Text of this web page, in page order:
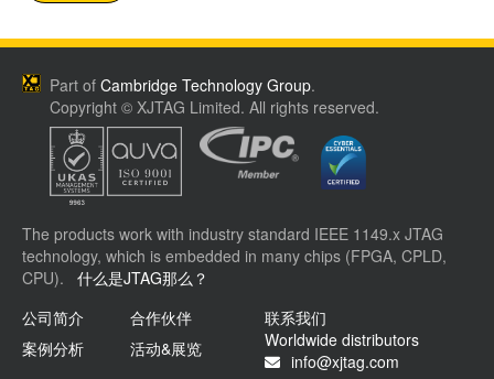
Part ofCambridge Technology Group.
Copyright © XJTAG Limited. All rights reserved.
The products work with industry standard IEEE 1149.x JTAG
technology, which is embedded in many chips (FPGA, CPLD,
CPU). 什么是JTAG那么？
公司简介
合作伙伴
案例分析
活动&展览
联系我们
Worldwide distributors
info@xjtag.com